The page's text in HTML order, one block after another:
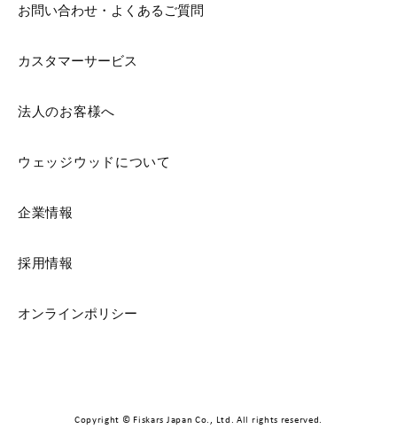
お問い合わせ・よくあるご質問
カスタマーサービス
法人のお客様へ
ウェッジウッドについて
企業情報
採用情報
オンラインポリシー
Copyright © Fiskars Japan Co., Ltd. All rights reserved.